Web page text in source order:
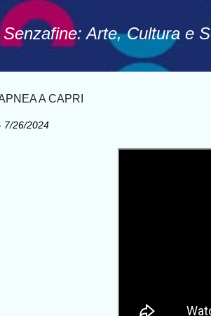
Senzafine: Arte, Cultura e
A CAPRI
7/26/2024